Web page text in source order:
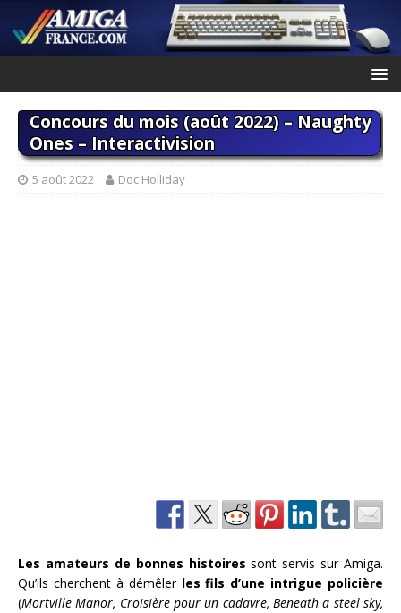
Concours du mois (août 2022) – Naughty
Ones – Interactivision
5 août 2022 Doc Holliday
Les amateurs de bonnes histoires sont servis sur Amiga.
Qu’ils cherchent à démêler les fils d’une intrigue policière
(Mortville Manor, Croisière pour un cadavre,Beneath a steel sky,